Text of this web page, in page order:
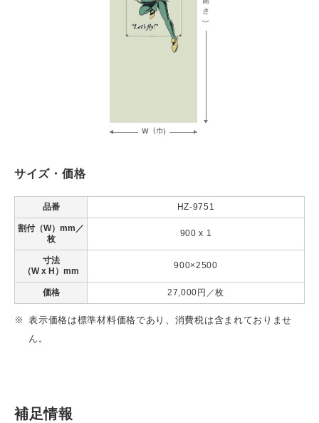
サイズ・価格
品番 HZ-9751
割付（W）mm／
枚
900 x 1
寸法
（W x H）mm
900×2500
価格 27,000円／枚
表示価格は標準材料価格であり、消費税は含まれておりませ
ん。
補足情報